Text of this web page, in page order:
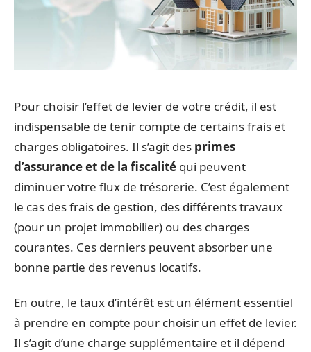
Pour choisir l’effet de levier de votre crédit, il est
indispensable de tenir compte de certains frais et
charges obligatoires. Il s’agit des primes
d’assurance et de la fiscalité qui peuvent
diminuer votre flux de trésorerie. C’est également
le cas des frais de gestion, des différents travaux
(pour un projet immobilier) ou des charges
courantes. Ces derniers peuvent absorber une
bonne partie des revenus locatifs.
En outre, le taux d’intérêt est un élément essentiel
à prendre en compte pour choisir un effet de levier.
Il s’agit d’une charge supplémentaire et il dépend